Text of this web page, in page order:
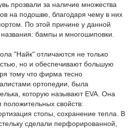
прозвали за наличие множества
на подошве, благодаря чему в них
По этой причине у данной
бампы и многошиповки.
"Найк" отличаются не только
но и обеспечивают большую
тому что фирма тесно
ортопедии, была
которую называют EVA. Она
свойств:
стопы, сохранение тепла. В
сделали перфорированной,